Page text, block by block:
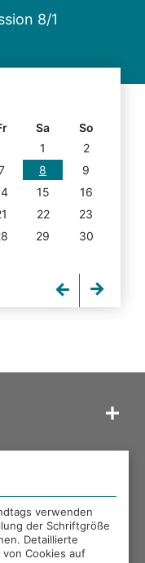
8/1
Sa
So
1
2
8
9
15
16
22
23
29
30
verwenden
der Schriftgröße
Detaillierte
Cookies auf